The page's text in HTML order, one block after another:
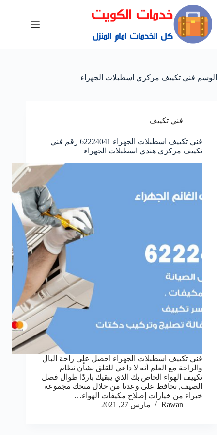
الوسم فني تكييف مركزي اسطبلات الجهراء
فني تكييف
فني تكييف اسطبلات الجهراء 62224041 رقم فني
تكييف مركزي هندي اسطبلات الجهراء
فني تكييف اسطبلات الجهراء احصل على راحة البال
والراحة مع العلم أنه لا داعي للقلق بشأن نظام
تكييف الهواء الخاص بك الذي يبقيك باردًا طوال فصل
الصيف, نحافظ على وعدنا من خلال منحك مجموعة
خبراء من خيارات إصلاح مكيفات الهواء…
Rawan
مارس 27, 2021